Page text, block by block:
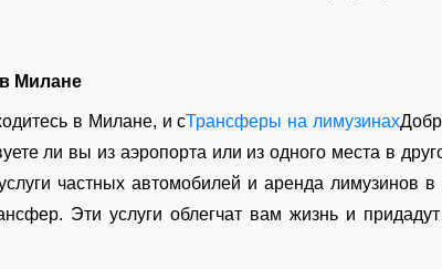
Милане
в Милане, и сТрансферы на лимузинах
ли вы из аэропорта или из одного места в
частных автомобилей и аренда лимузинов
Эти услуги облегчат вам жизнь и